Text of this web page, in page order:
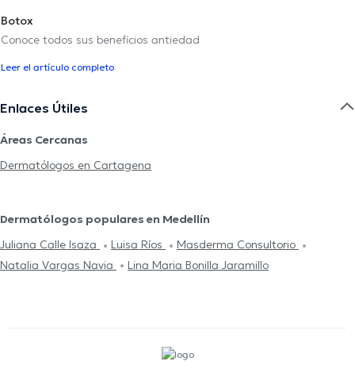
Botox
Conoce todos sus beneficios antiedad
Leer el artículo completo
Enlaces Útiles
Áreas Cercanas
Dermatólogos en Cartagena
Dermatólogos populares en Medellín
Juliana Calle Isaza
Luisa Ríos
Masderma Consultorio
Natalia Vargas Navia
Lina Maria Bonilla Jaramillo